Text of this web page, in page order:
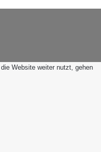
Website weiter nutzt, gehen